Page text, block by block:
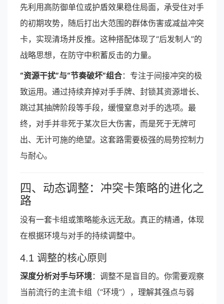
先利用高防御单位或护盾效果稳住局面，承受住对手
的初期攻势，随后打出大范围的群体伤害或减益冲突
卡，实现清场并反推。这种搭配体现了“后发制人”的
战略思想，在防守中积蓄反击的力量。
“资源干扰”与“节奏破坏”组合：专注于间接冲突的极
致运用。通过持续弃掉对手手牌、封锁其资源增长、
跳过其抽牌阶段等手段，缓慢窒息对手的选项。最
终，对手并非死于某次巨大伤害，而是死于无牌可
出、无计可施的绝望。这套路需要极强的局势控制力
与耐心。
四、动态调整：冲突卡策略的进化之
路
没有一套卡组或策略能永远无敌。真正的精通，体现
在根据环境与对手的持续调整中。
4.1 调整的核心原则
深度分析对手与环境：调整不是盲目的。你需要观察
当前流行的主流卡组（“环境”），理解其强点与弱